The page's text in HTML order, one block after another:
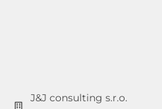
J&J consulting s.r.o.